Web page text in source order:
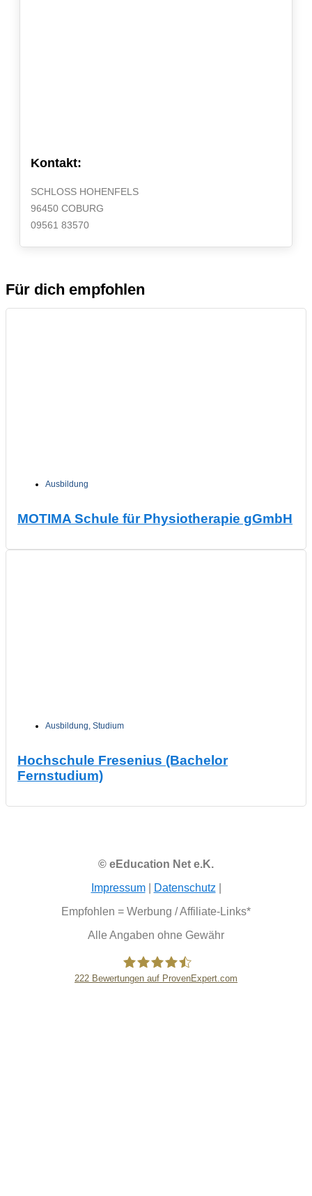
Kontakt:
SCHLOSS HOHENFELS
96450 COBURG
09561 83570
Für dich empfohlen
Ausbildung
MOTIMA Schule für Physiotherapie gGmbH
Ausbildung, Studium
Hochschule Fresenius (Bachelor
Fernstudium)
© eEducation Net e.K.
Impressum| Datenschutz
Empfohlen = Werbung / Affiliate-Links*
Alle Angaben ohne Gewähr
222 Bewertungen auf ProvenExpert.com